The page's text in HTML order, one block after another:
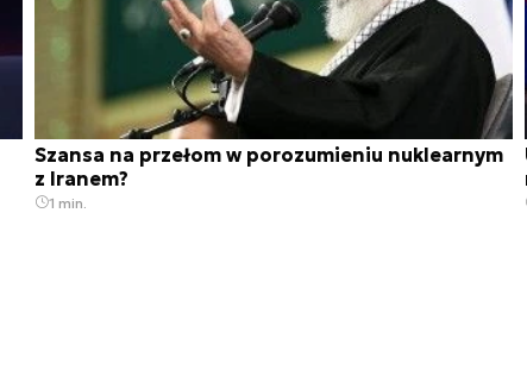
Szansa na przełom w porozumieniu nuklearnym
z Iranem?
1 min.